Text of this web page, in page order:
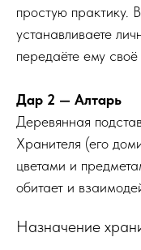
простую практику.
устанавливаете
передаёте ему
Дар 2 — Алтарь
Деревянная
Хранителя (его
цветами и
обитает и
Назначение